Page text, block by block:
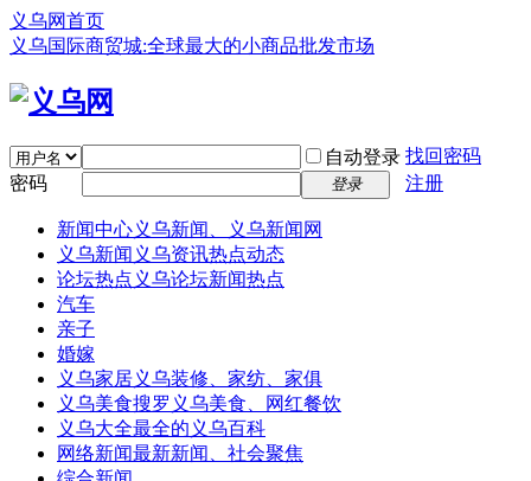
义乌网首页
义乌国际商贸城:全球最大的小商品批发市场
自动登录 找回密码
密码
登录 注册
新闻中心义乌新闻、义乌新闻网
义乌新闻 义乌资讯热点动态
论坛热点 义乌论坛新闻热点
汽车
亲子
婚嫁
义乌家居义乌装修、家纺、家俱
义乌美食搜罗义乌美食、网红餐饮
义乌大全最全的义乌百科
网络新闻最新新闻、社会聚焦